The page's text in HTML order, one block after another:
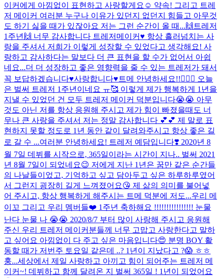
이커에게 아낌없이 표현하고 사랑할게요☺️ 약속! 그리고 트레
저 메이커 여러분 누구나 이유가 있던지 없던지 힘들고 아무것
도 하기 싫을 때가 있잖아요 저는 그런 순간이 올 때... 🙌트레저
1주년🙌 너무 감사합니다 트레저메이커♥️ 항상 흘러넘치는 사
랑을 주셔서 저희가 이렇게 성장할 수 있었다고 생각해요! 사
랑하고 감사하다는 말보다 더 큰 표현을 할 수가 없어서 아쉽
네요...더 더 성장하고 좋은 영향력을 줄 수 있는 트레저가 돼서
꼭 보답하겠습니다♥️사랑합니다♥️ 트메 안녕하세요!!🙋🏻‍♂️ 오늘
은 벌써 트레저 1주년이네요 ㅠ🥰 이렇게 제가 행복하게 1년을
지낼 수 있었던 건 모두 트레저 메이커 덕분입니다😭😭 아무
것도 아닌 저를 항상 응원해 주시고 제가 힘이 빠졌을때도 너
무나 큰 사랑을 주셔서 저는 정말 감사합니다 💕💕 제 말로 표
현하지 못할 정도로 1년 동안 같이 달려와주시고 항상 좋은 길
로 갈 수 ...여러분 안녕하세요! 트레저 예담입니다❣️ 2020년 8
월 7일 데뷔를 시작으로, 365일이라는 시간이 지나.. 벌써 2021
년 8월 7일이 되었네요😉 저에게 지난 1년은 꿈만 같은 순간들
의 나날들이었고, 기억하고 싶고 담아두고 싶은 하루하루였어
서 그런지 굉장히 길게 느껴졌어요😘 제 삶의 의미를 불어넣
어 주시고, 항상 행복하게 해주시는 트메 덕분에 저도...우리 메
이꼬 그리고 우리 멤버들❤️ 1주년 축하해요 !!!!!!!!!!!!!!!! 눈물
난다 눈물 나 😭😭 2020/8/7 부터 많이 사랑해 주시고 응원해
주신 우리 트레저 메이커분들께 너무 고맙고 사랑한다고 말하
고 싶어요 아낌없이 다 주고 싶은 마음입니다😍 분명 BOY 활
동할 때가 저번주 토요일 같은데 ..? 1년이 지났다고 ?😱 ㅎㅎ
훙...세상에서 제일 사랑하고 아끼고 힘이 되어주는 트레저 메
이커~! 데뷔하고 함께 달려온 지 벌써 365일 ! 1년이 되었어요